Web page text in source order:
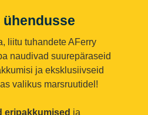
ühendusse
liitu tuhandete AFerry
naudivad suurepäraseid
ja eksklusiivseid
valikus marsruutidel!
eripakkumised ja